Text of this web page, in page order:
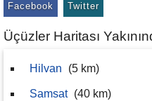
Facebook Twitter
Üçüzler Haritası
Hilvan (5 km)
Samsat (40 km)